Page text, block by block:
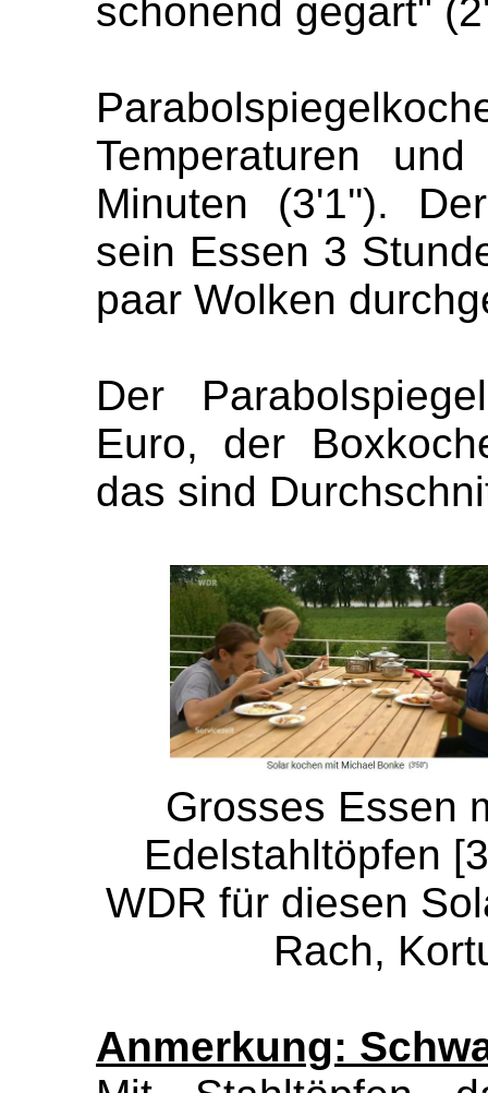
schonend gegart"
Temperaturen
Minuten (3'1'').
sein Essen 3
paar Wolken
Der
Euro, der
das sind
Grosses Essen
Edelstahltöpfen
WDR für diesen
Rach,
Anmerkung: